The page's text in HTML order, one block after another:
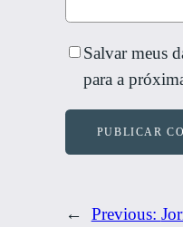
Salvar meus
para a
← Previous: